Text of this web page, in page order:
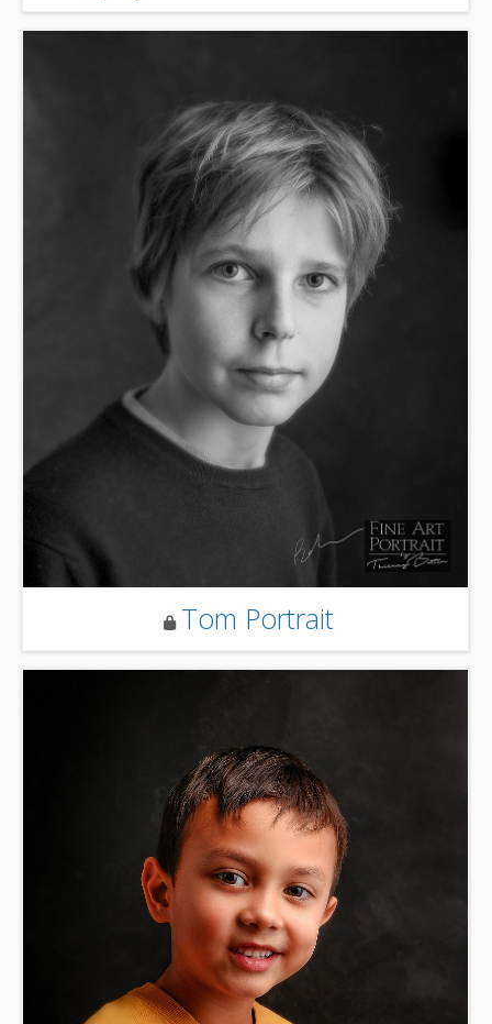
Tom Portrait